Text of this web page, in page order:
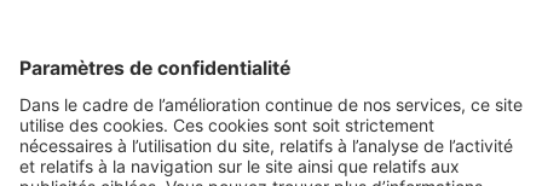
Abonnez-vous à notre newsletter